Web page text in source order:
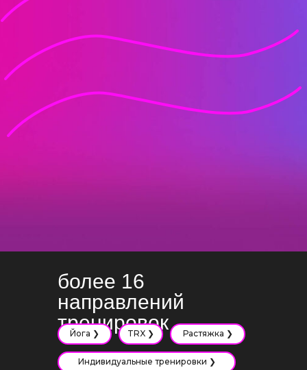
более 16
направлений
тренировок
Йога ❯ TRX ❯ Растяжка ❯
Индивидуальные тренировки ❯